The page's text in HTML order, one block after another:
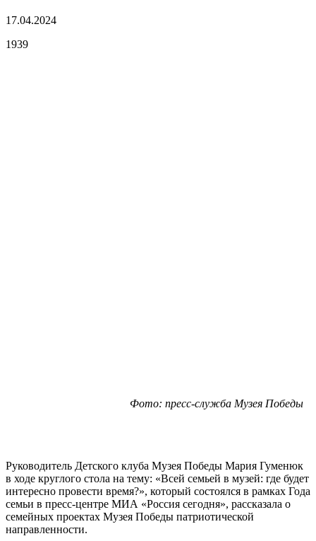
17.04.2024
1939
Фото: пресс-служба Музея Победы
Руководитель Детского клуба Музея Победы Мария Гуменюк
в ходе круглого стола на тему: «Всей семьей в музей: где будет
интересно провести время?», который состоялся в рамках Года
семьи в пресс-центре МИА «Россия сегодня», рассказала о
семейных проектах Музея Победы патриотической
направленности.